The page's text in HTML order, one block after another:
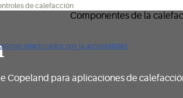
relacionados con la accesibilidad.
de calefacción
Copeland para aplicaciones de